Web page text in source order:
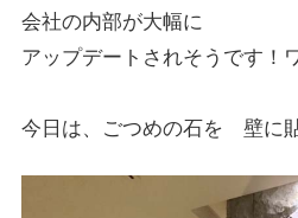
会社の内部が大幅に
アップデートされそうです！
今日は、ごつめの石を 壁に